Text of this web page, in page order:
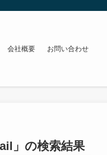
会社概要 お問い合わせ
」の検索結果